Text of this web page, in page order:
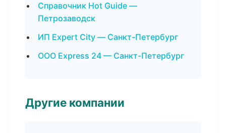
Справочник Hot Guide —
Петрозаводск
ИП Expert City — Санкт-Петербург
ООО Express 24 — Санкт-Петербург
Другие компании